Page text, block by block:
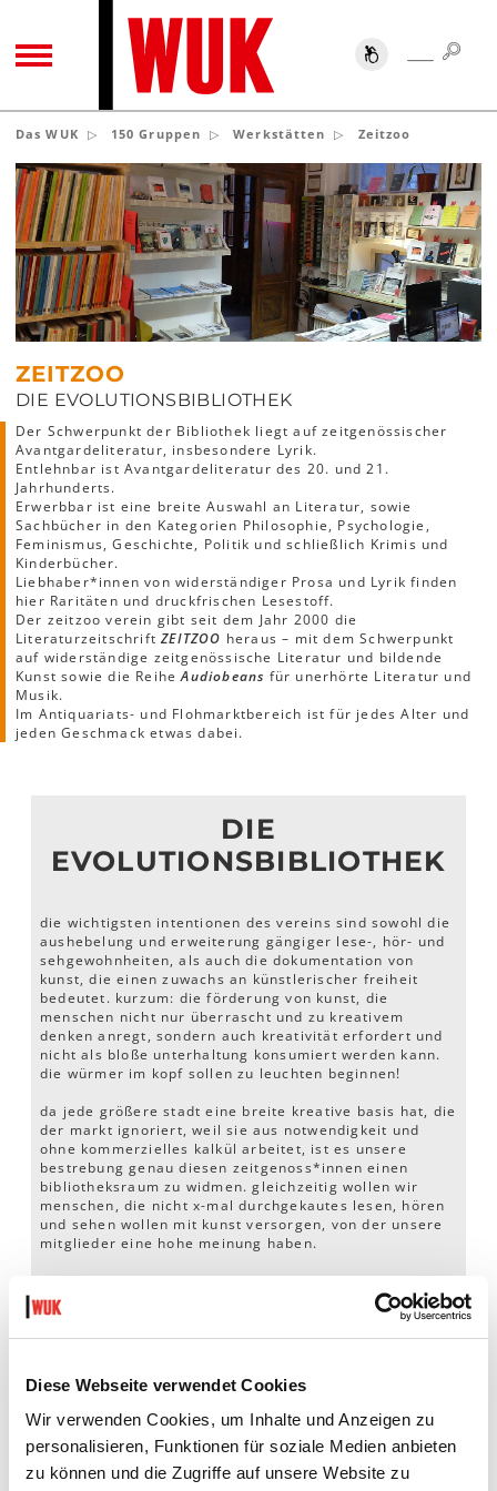
Diese Webseite verwendet Cookies
Wir verwenden Cookies, um Inhalte und Anzeigen zu
personalisieren, Funktionen für soziale Medien anbieten
zu können und die Zugriffe auf unsere Website zu
TOGGLE NAVIGATION SUCHE
Das WUK 150 Gruppen Werkstätten Zeitzoo
ZEITZOO
DIE EVOLUTIONSBIBLIOTHEK
Der Schwerpunkt der Bibliothek liegt auf zeitgenössischer
Avantgardeliteratur, insbesondere Lyrik.
Entlehnbar ist Avantgardeliteratur des 20. und 21.
Jahrhunderts.
Erwerbbar ist eine breite Auswahl an Literatur, sowie
Sachbücher in den Kategorien Philosophie, Psychologie,
Feminismus, Geschichte, Politik und schließlich Krimis und
Kinderbücher.
Liebhaber*innen von widerständiger Prosa und Lyrik finden
hier Raritäten und druckfrischen Lesestoff.
Der zeitzoo verein gibt seit dem Jahr 2000 die
LiteraturzeitschriftZEITZOO heraus – mit dem Schwerpunkt
auf widerständige zeitgenössische Literatur und bildende
Kunst sowie die ReiheAudiobeans für unerhörte Literatur und
Musik.
Im Antiquariats- und Flohmarktbereich ist für jedes Alter und
jeden Geschmack etwas dabei.
DIE
EVOLUTIONSBIBLIOTHEK
die wichtigsten intentionen des vereins sind sowohl die
aushebelung und erweiterung gängiger lese-, hör- und
sehgewohnheiten, als auch die dokumentation von
kunst, die einen zuwachs an künstlerischer freiheit
bedeutet. kurzum: die förderung von kunst, die
menschen nicht nur überrascht und zu kreativem
denken anregt, sondern auch kreativität erfordert und
nicht als bloße unterhaltung konsumiert werden kann.
die würmer im kopf sollen zu leuchten beginnen!
da jede größere stadt eine breite kreative basis hat, die
der markt ignoriert, weil sie aus notwendigkeit und
ohne kommerzielles kalkül arbeitet, ist es unsere
bestrebung genau diesen zeitgenoss*innen einen
bibliotheksraum zu widmen. gleichzeitig wollen wir
menschen, die nicht x-mal durchgekautes lesen, hören
und sehen wollen mit kunst versorgen, von der unsere
mitglieder eine hohe meinung haben.
mitgliedern selbst weiterentwickelt und nicht nur passiv
genutzt werden kann. seit der gründung 2009 im
kulturzentrumWerkin der neulerchenfelderstraße wird
künstler*innen und kunstinteressierten, der sich in der
erwerbbaren publikationen bemerkbar machen soll,
bemüht. tatsächlich haben wir den ins WUK
übersiedelten bestand um die tausend titel reduziert,
von denen wir denken, daß sie nicht allzu schwer auch